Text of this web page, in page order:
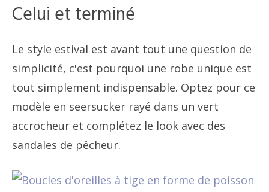
Celui et terminé
Le style estival est avant tout une question de
simplicité, c'est pourquoi une robe unique est
tout simplement indispensable. Optez pour ce
modèle en seersucker rayé dans un vert
accrocheur et complétez le look avec des
sandales de pêcheur.